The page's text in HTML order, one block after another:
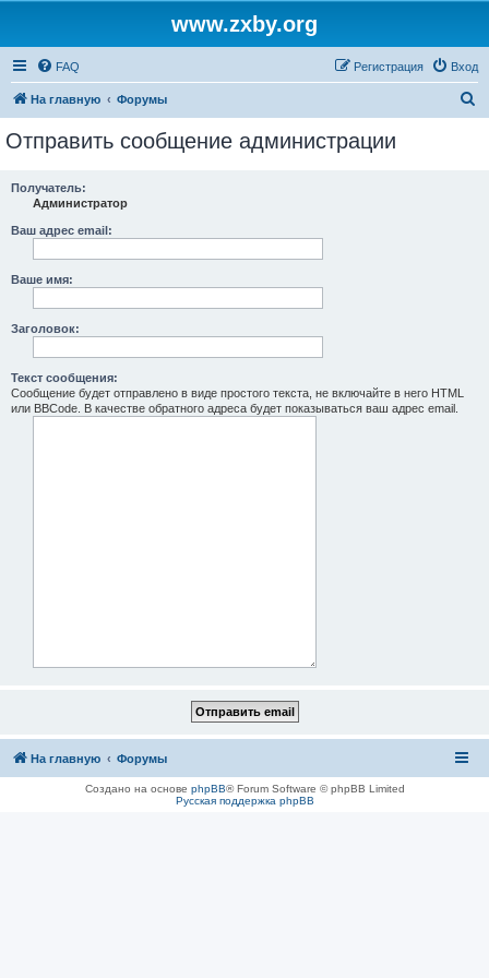
www.zxby.org
FAQ Вход
Регистрация
На главную Форумы
Отправить сообщение администрации
Получатель:
Администратор
Ваш адрес email:
Ваше имя:
Заголовок:
Текст сообщения:
Сообщение будет отправлено в виде простого текста, не включайте в него HTML
или BBCode. В качестве обратного адреса будет показываться ваш адрес email.
На главную Форумы
Создано на основе phpBB® Forum Software © phpBB Limited
Русская поддержка phpBB